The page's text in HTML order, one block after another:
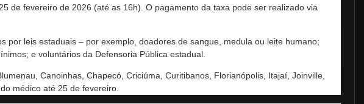
de fevereiro de 2026 (até as 16h). O pagamento da taxa pode ser realizado via
leis estaduais – por exemplo, doadores de sangue, medula ou leite humano;
e voluntários da Defensoria Pública estadual.
Canoinhas, Chapecó, Criciúma, Curitibanos, Florianópolis, Itajaí, Joinville,
médico até 25 de fevereiro.